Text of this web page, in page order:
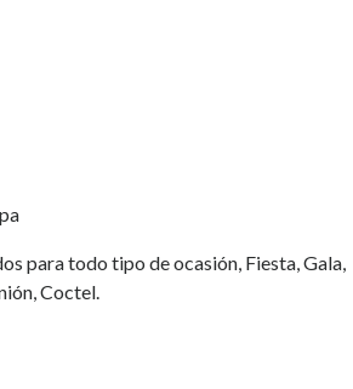
para todo tipo de ocasión, Fiesta, Gala,
Coctel.